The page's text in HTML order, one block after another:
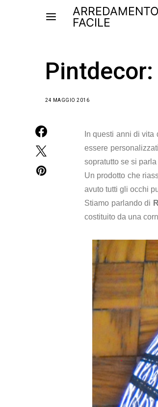
ARREDAMENTO
FACILE
24 MAGGIO 2016
In questi anni di
essere
sopratutto se si
Un prodotto che
avuto tutti gli occhi
Stiamo parlando di
costituito da una